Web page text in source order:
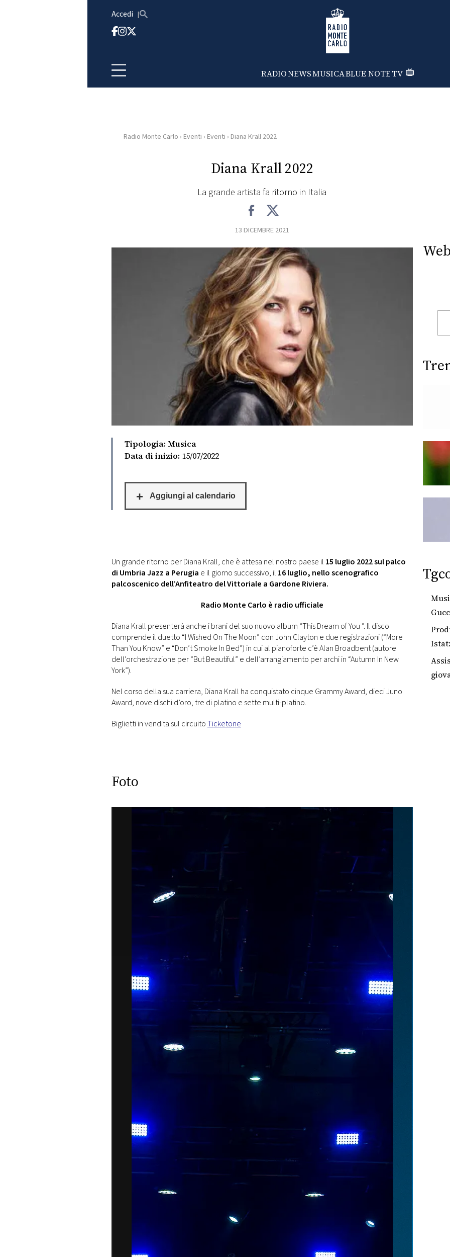
Accedi Radio Monte Carlo
RADIONEWSMUSICABLUE NOTETV
HOME
PRINCIPATO
CONSIGLIA
Radio Monte Carlo › Eventi › Eventi › Diana Krall 2022
Diana Krall 2022
La grande artista fa ritorno in Italia
13 DICEMBRE 2021
Tipologia: Musica
Data di inizio: 15/07/2022
Un grande ritorno per Diana Krall, che è attesa nel nostro paese il 15 luglio 2022 sul palco
di Umbria Jazz a Perugia e il giorno successivo, il 16 luglio, nello scenografico
palcoscenico dell’Anfiteatro del Vittoriale a Gardone Riviera.
Radio Monte Carlo è radio ufficiale
Diana Krall presenterà anche i brani del suo nuovo album “This Dream of You ”. Il disco
comprende il duetto “I Wished On The Moon” con John Clayton e due registrazioni (“More
Than You Know” e “Don’t Smoke In Bed”) in cui al pianoforte c’è Alan Broadbent (autore
dell’orchestrazione per “But Beautiful” e dell’arrangiamento per archi in “Autumn In New
York”).
Nel corso della sua carriera, Diana Krall ha conquistato cinque Grammy Award, dieci Juno
Award, nove dischi d’oro, tre di platino e sette multi-platino.
Biglietti in vendita sul circuitoTicketone
Foto